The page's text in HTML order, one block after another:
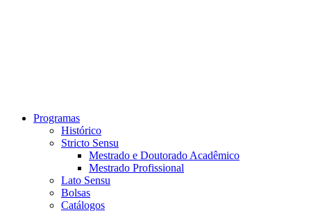
Programas
Histórico
Stricto Sensu
Mestrado e Doutorado Acadêmico
Mestrado Profissional
Lato Sensu
Bolsas
Catálogos